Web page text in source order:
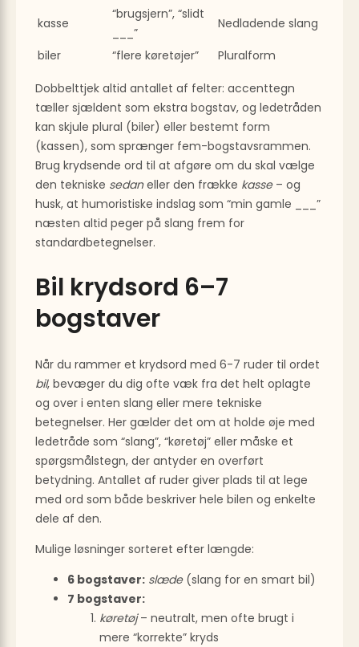
kasse
“brugsjern”, “slidt
___”
Nedladende slang
biler
“flere køretøjer” Pluralform
Dobbelttjek altid antallet af felter: accenttegn
tæller sjældent som ekstra bogstav, og ledetråden
kan skjule plural (biler) eller bestemt form
(kassen), som sprænger fem-bogstavsrammen.
Brug krydsende ord til at afgøre om du skal vælge
den tekniske sedaneller den frække kasse– og
husk, at humoristiske indslag som “min gamle ___”
næsten altid peger på slang frem for
standardbetegnelser.
Bil krydsord 6–7
bogstaver
Når du rammer et krydsord med 6-7 ruder til ordet
bil, bevæger du dig ofte væk fra det helt oplagte
og over i enten slang eller mere tekniske
betegnelser. Her gælder det om at holde øje med
ledetråde som “slang”, “køretøj” eller måske et
spørgsmålstegn, der antyder en overført
betydning. Antallet af ruder giver plads til at lege
med ord som både beskriver hele bilen og enkelte
dele af den.
Mulige løsninger sorteret efter længde:
6 bogstaver: slæde(slang for en smart bil)
7 bogstaver:
køretøj– neutralt, men ofte brugt i
mere “korrekte” kryds